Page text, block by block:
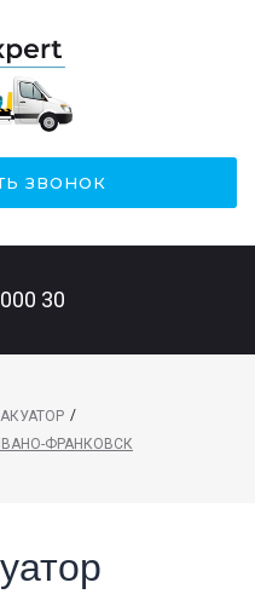
ЗВОНОК
30
/
ФРАНКОВСК